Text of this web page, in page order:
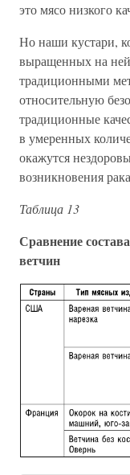
это мясо низкого
Но наши кустари,
выращенных на ней
традиционными
относительную
традиционные
в умеренных
окажутся
возникновения
Таблица 13
Сравнение
ветчин